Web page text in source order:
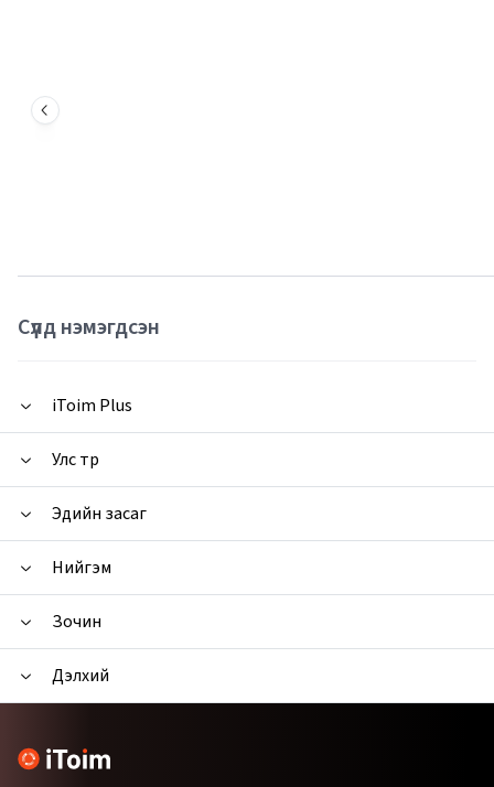
Сүүлд нэмэгдсэн
iToim Plus
Улс төр
Эдийн засаг
Нийгэм
Зочин
Дэлхий